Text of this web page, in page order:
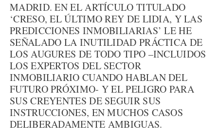
MADRID. EN EL ARTÍCULO TITULADO
‘CRESO, EL ÚLTIMO REY DE LIDIA, Y LAS
PREDICCIONES INMOBILIARIAS’ LE HE
SEÑALADO LA INUTILIDAD PRÁCTICA DE
LOS AUGURES DE TODO TIPO –INCLUIDOS
LOS EXPERTOS DEL SECTOR
INMOBILIARIO CUANDO HABLAN DEL
FUTURO PRÓXIMO- Y EL PELIGRO PARA
SUS CREYENTES DE SEGUIR SUS
INSTRUCCIONES, EN MUCHOS CASOS
DELIBERADAMENTE AMBIGUAS.